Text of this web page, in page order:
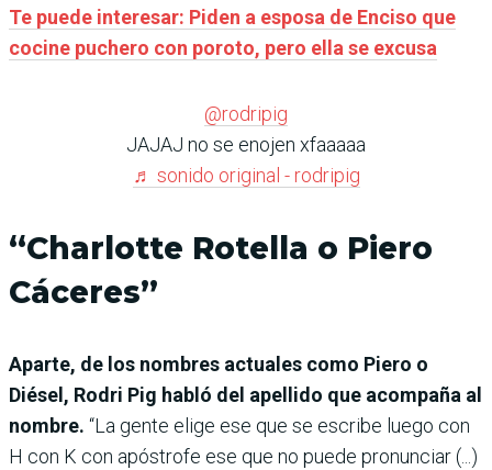
Te puede interesar: Piden a esposa de Enciso que
cocine puchero con poroto, pero ella se excusa
@rodripig
JAJAJ no se enojen xfaaaaa
♬ sonido original - rodripig
“Charlotte Rotella o Piero
Cáceres”
Aparte, de los nombres actuales como Piero o
Diésel, Rodri Pig habló del apellido que acompaña al
nombre. “La gente elige ese que se escribe luego con
H con K con apóstrofe ese que no puede pronunciar (...)